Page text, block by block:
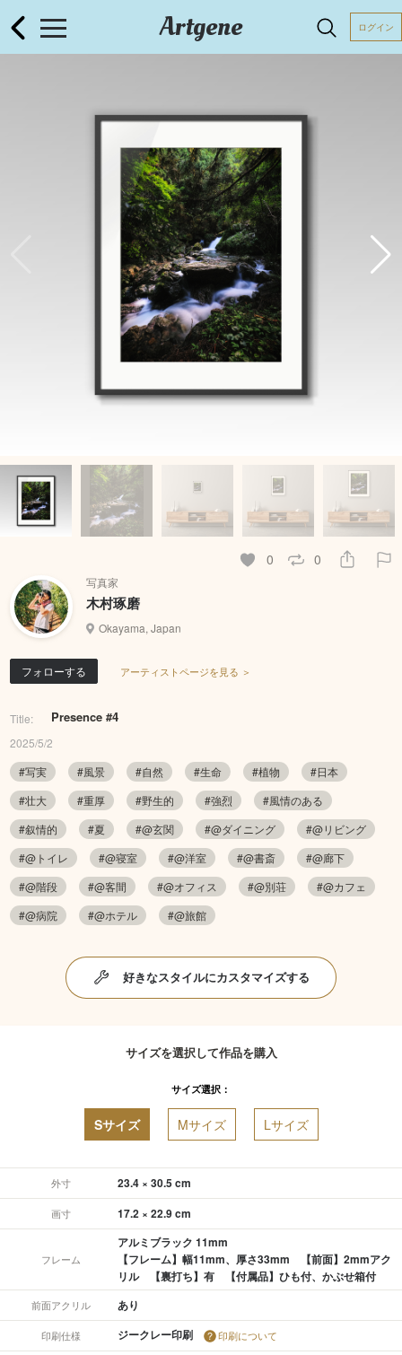
Artgene ログイン
0 0
写真家
木村琢磨
Okayama, Japan
フォローする アーティストページを見る ＞
Title: Presence #4
2025/5/2
#写実
#風景 #自然 #生命 #植物
#日本
#壮大
#重厚 #野生的 #強烈
#風情のある
#叙情的
#夏 #@玄関 #@ダイニング
#@リビング
#@トイレ
#@寝室 #@洋室 #@書斎
#@廊下
#@階段
#@客間 #@オフィス #@別荘
#@カフェ
#@病院
#@ホテル #@旅館
好きなスタイルにカスタマイズする
サイズを選択して作品を購入
サイズ選択：
Sサイズ Mサイズ Lサイズ
外寸 23.4 × 30.5 cm
画寸 17.2 × 22.9 cm
フレーム
アルミブラック 11mm
【フレーム】幅11mm、厚さ33mm 【前面】2mmアク
リル 【裏打ち】有 【付属品】ひも付、かぶせ箱付
前面アクリル あり
印刷仕様 ジークレー印刷 印刷について